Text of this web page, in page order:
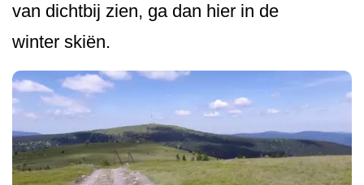
van dichtbij zien, ga dan hier in de
winter skiën.